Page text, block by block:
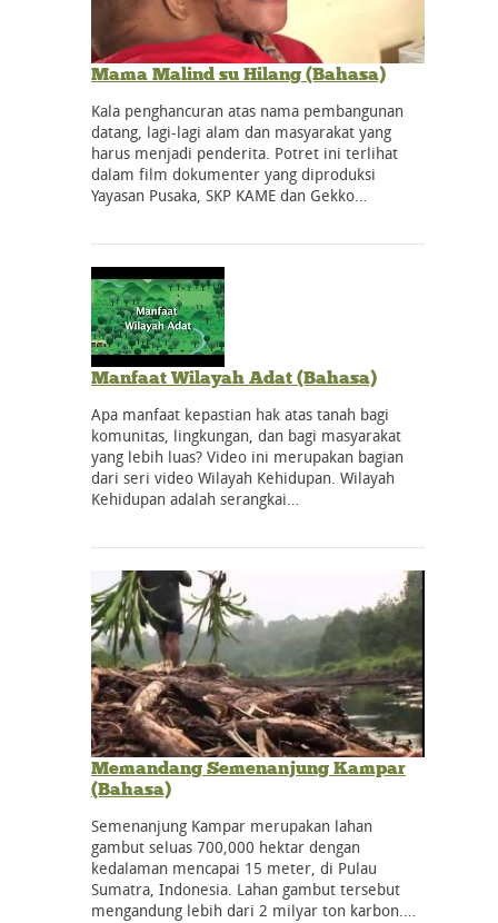
Mama Malind su Hilang (Bahasa)
Kala penghancuran atas nama pembangunan
datang, lagi-lagi alam dan masyarakat yang
harus menjadi penderita. Potret ini terlihat
dalam film dokumenter yang diproduksi
Yayasan Pusaka, SKP KAME dan Gekko…
Manfaat Wilayah Adat (Bahasa)
Apa manfaat kepastian hak atas tanah bagi
komunitas, lingkungan, dan bagi masyarakat
yang lebih luas? Video ini merupakan bagian
dari seri video Wilayah Kehidupan. Wilayah
Kehidupan adalah serangkai…
Memandang Semenanjung Kampar
(Bahasa)
Semenanjung Kampar merupakan lahan
gambut seluas 700,000 hektar dengan
kedalaman mencapai 15 meter, di Pulau
Sumatra, Indonesia. Lahan gambut tersebut
mengandung lebih dari 2 milyar ton karbon.…